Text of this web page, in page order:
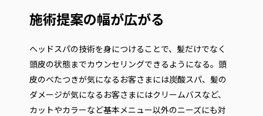
施術提案の幅が広がる
ヘッドスパの技術を身につけることで、髪だけでなく
頭皮の状態までカウンセリングできるようになる。頭
皮のべたつきが気になるお客さまには炭酸スパ、髪の
ダメージが気になるお客さまにはクリームバスなど、
カットやカラーなど基本メニュー以外のニーズにも対